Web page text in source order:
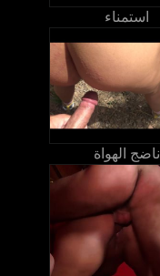
استمناء
ناضج الهواة